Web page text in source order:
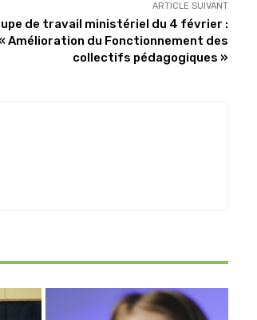
ARTICLE SUIVANT
de travail ministériel du 4 février :
Amélioration du Fonctionnement des
collectifs pédagogiques »